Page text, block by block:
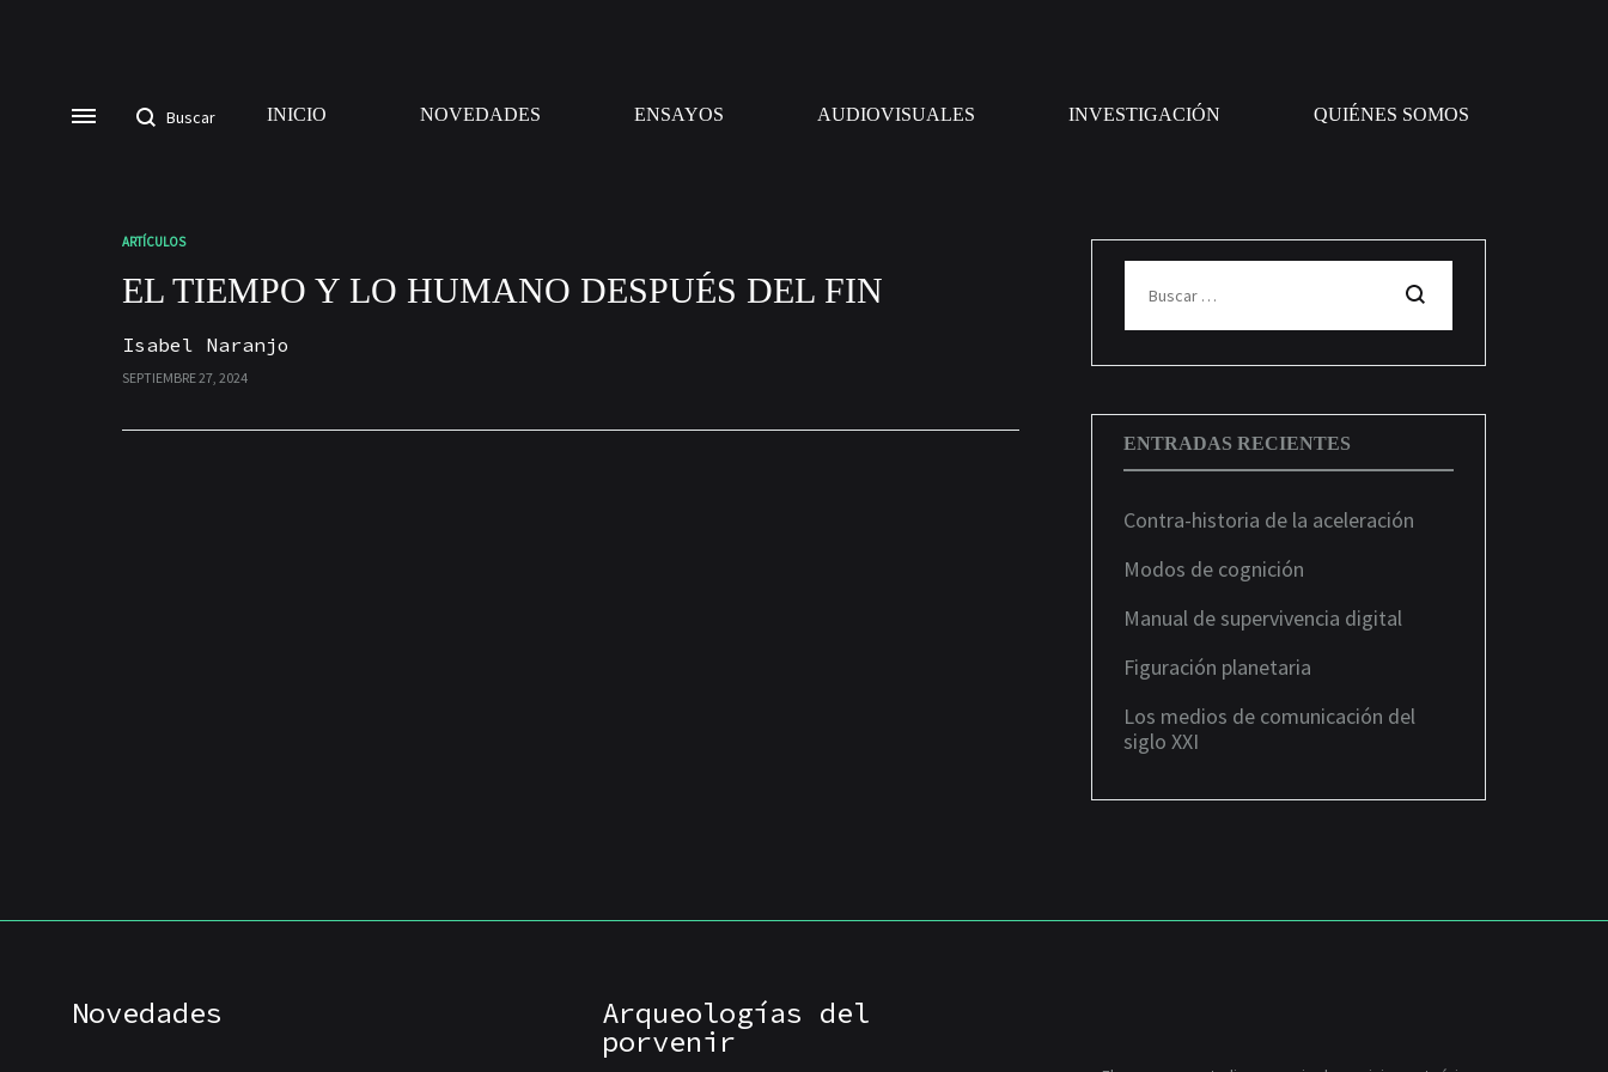
Porvenir
Estudios
INICIO NOVEDADES ENSAYOS AUDIOVISUALES INVESTIGACIÓN QUIÉNES SOMOS
ARTÍCULOS
EL TIEMPO Y LO HUMANO DESPUÉS DEL FIN
Isabel Naranjo
SEPTIEMBRE 27, 2024
Buscar
ENTRADAS RECIENTES
Contra-historia de la aceleración
Modos de cognición
Manual de supervivencia digital
Figuración planetaria
Los medios de comunicación del
siglo XXI
Novedades Arqueologías del
porvenir